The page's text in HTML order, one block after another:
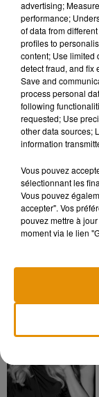
ce projet. Le
initiateurs de
contributeurs.
prendre part à
aussi faire un
le statut de
Pour information,
ligne comptait 4
était de 300 000
décembre pour
château !
Musique
advertising;
performance;
of data from
profiles to
content; Use limited
detect fraud, and fix
Save and
process personal
following
requested; Use
other data sources;
information
Vous pouvez
sélectionnant les
Vous pouvez
accepter". Vos
pouvez mettre à
moment via le lien